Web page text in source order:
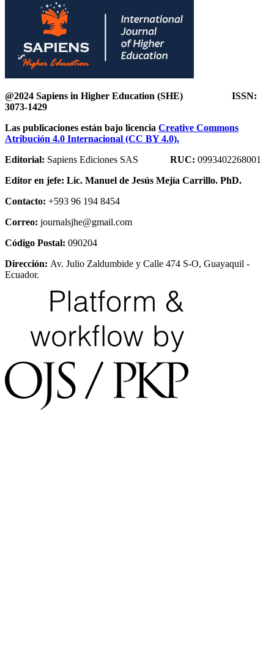
@2024 Sapiens in Higher Education (SHE) ISSN:
3073-1429
Las publicaciones están bajo licencia Creative Commons
Atribución 4.0 Internacional (CC BY 4.0).
Editorial: Sapiens Ediciones SAS RUC: 0993402268001
Editor en jefe: Lic. Manuel de Jesús Mejía Carrillo. PhD.
Contacto: +593 96 194 8454
Correo: journalsjhe@gmail.com
Código Postal: 090204
Dirección: Av. Julio Zaldumbide y Calle 474 S-O, Guayaquil -
Ecuador.